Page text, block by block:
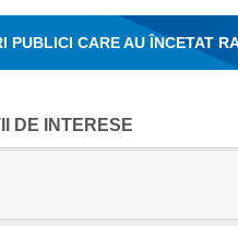
PUBLICI CARE AU ÎNCETAT
DE INTERESE